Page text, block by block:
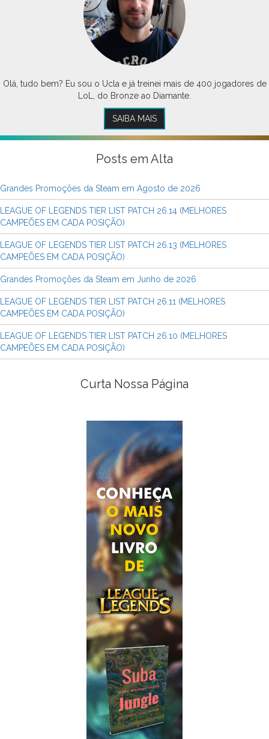
Olá, tudo bem? Eu sou o Ucla e já treinei mais de 400 jogadores de
LoL, do Bronze ao Diamante.
SAIBA MAIS
Posts em Alta
Grandes Promoções da Steam em Agosto de 2026
LEAGUE OF LEGENDS TIER LIST PATCH 26.14 (MELHORES
CAMPEÕES EM CADA POSIÇÃO)
LEAGUE OF LEGENDS TIER LIST PATCH 26.13 (MELHORES
CAMPEÕES EM CADA POSIÇÃO)
Grandes Promoções da Steam em Junho de 2026
LEAGUE OF LEGENDS TIER LIST PATCH 26.11 (MELHORES
CAMPEÕES EM CADA POSIÇÃO)
LEAGUE OF LEGENDS TIER LIST PATCH 26.10 (MELHORES
CAMPEÕES EM CADA POSIÇÃO)
Curta Nossa Página